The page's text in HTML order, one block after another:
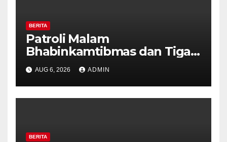
BERITA
Patroli Malam
Bhabinkamtibmas dan Tiga
Pilar Kelurahan Ungaran
Perkuat Kamtibmas, Warga
Diajak Aktifkan Ronda
AUG 6, 2026 ADMIN
BERITA